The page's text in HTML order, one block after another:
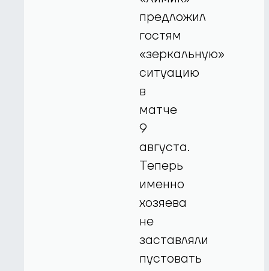
предложил
гостям
«зеркальную»
ситуацию
в
матче
9
августа.
Теперь
именно
хозяева
не
заставляли
пустовать